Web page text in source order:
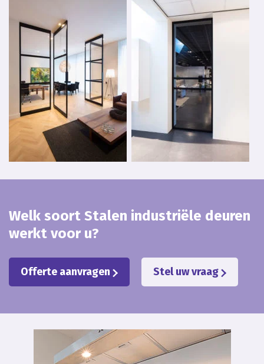
Welk soort Stalen industriële deuren
werkt voor u?
Offerte aanvragen Stel uw vraag